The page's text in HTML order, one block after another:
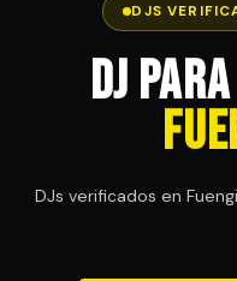
DJS
DJ
DJs verificados en